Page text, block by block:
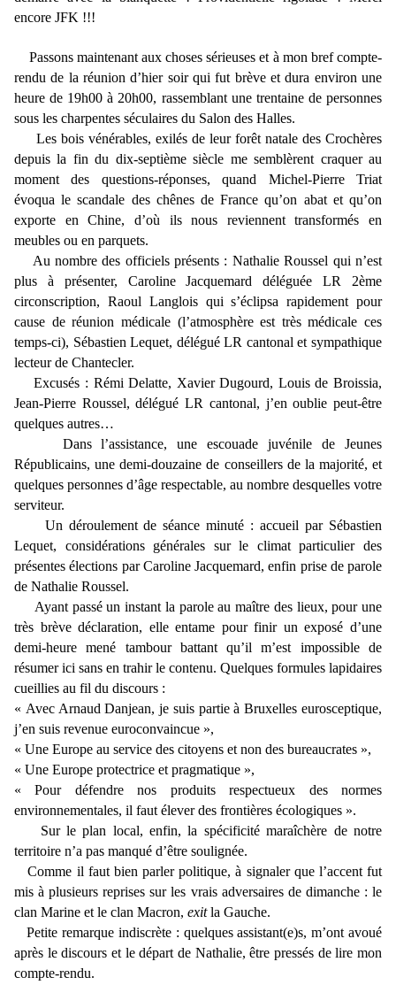
encore JFK !!!
Passons maintenant aux choses sérieuses et à mon bref compte-
rendu de la réunion d’hier soir qui fut brève et dura environ une
heure de 19h00 à 20h00, rassemblant une trentaine de personnes
sous les charpentes séculaires du Salon des Halles.
Les bois vénérables, exilés de leur forêt natale des Crochères
depuis la fin du dix-septième siècle me semblèrent craquer au
moment des questions-réponses, quand Michel-Pierre Triat
évoqua le scandale des chênes de France qu’on abat et qu’on
exporte en Chine, d’où ils nous reviennent transformés en
meubles ou en parquets.
Au nombre des officiels présents : Nathalie Roussel qui n’est
plus à présenter, Caroline Jacquemard déléguée LR 2ème
circonscription, Raoul Langlois qui s’éclipsa rapidement pour
cause de réunion médicale (l’atmosphère est très médicale ces
temps-ci), Sébastien Lequet, délégué LR cantonal et sympathique
lecteur de Chantecler.
Excusés : Rémi Delatte, Xavier Dugourd, Louis de Broissia,
Jean-Pierre Roussel, délégué LR cantonal, j’en oublie peut-être
quelques autres…
Dans l’assistance, une escouade juvénile de Jeunes
Républicains, une demi-douzaine de conseillers de la majorité, et
quelques personnes d’âge respectable, au nombre desquelles votre
serviteur.
Un déroulement de séance minuté : accueil par Sébastien
Lequet, considérations générales sur le climat particulier des
présentes élections par Caroline Jacquemard, enfin prise de parole
de Nathalie Roussel.
Ayant passé un instant la parole au maître des lieux, pour une
très brève déclaration, elle entame pour finir un exposé d’une
demi-heure mené tambour battant qu’il m’est impossible de
résumer ici sans en trahir le contenu. Quelques formules lapidaires
cueillies au fil du discours :
« Avec Arnaud Danjean, je suis partie à Bruxelles eurosceptique,
j’en suis revenue euroconvaincue »,
« Une Europe au service des citoyens et non des bureaucrates »,
« Une Europe protectrice et pragmatique »,
« Pour défendre nos produits respectueux des normes
environnementales, il faut élever des frontières écologiques ».
Sur le plan local, enfin, la spécificité maraîchère de notre
territoire n’a pas manqué d’être soulignée.
Comme il faut bien parler politique, à signaler que l’accent fut
mis à plusieurs reprises sur les vrais adversaires de dimanche : le
clan Marine et le clan Macron, exitla Gauche.
Petite remarque indiscrète : quelques assistant(e)s, m’ont avoué
après le discours et le départ de Nathalie, être pressés de lire mon
compte-rendu.